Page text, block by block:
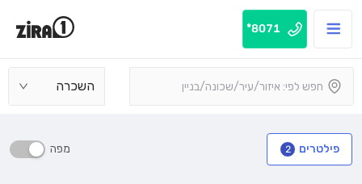
8071*
השכרה
פילטרים 2 מפה